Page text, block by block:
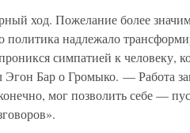
ход. Пожелание более
политика надлежало
симпатией к человеку,
Бар о Громыко. — Работа
мог позволить себе —